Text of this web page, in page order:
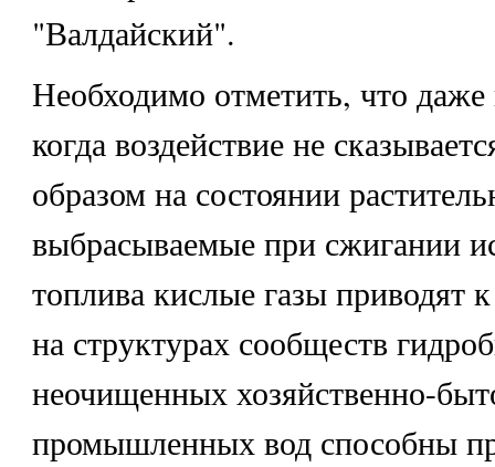
"Валдайский".
Необходимо отметить, что даже
когда воздействие не
образом на состоянии
выбрасываемые при сжигании
топлива кислые газы приводят
на структурах сообществ
неочищенных хозяйственно-
промышленных вод способны